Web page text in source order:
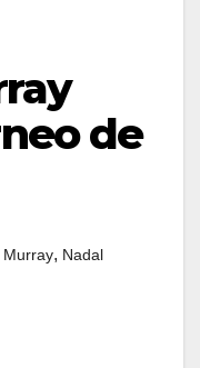
de
Murray, Nadal